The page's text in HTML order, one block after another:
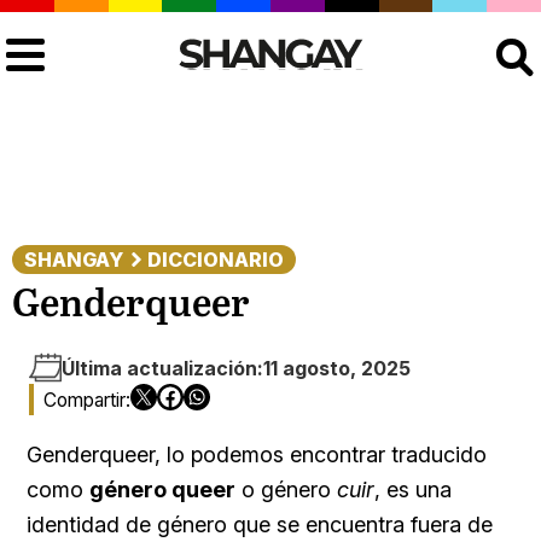
SHANGAY DICCIONARIO
Genderqueer
Última actualización:11 agosto, 2025
Genderqueer, lo podemos encontrar traducido
como género queer o género cuir, es una
identidad de género que se encuentra fuera de